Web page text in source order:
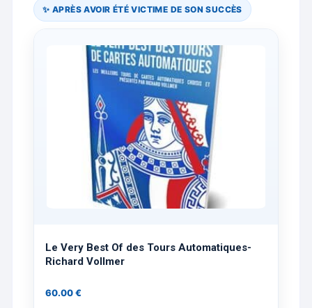
✨ APRÈS AVOIR ÉTÉ VICTIME DE SON SUCCÈS
Le Very Best Of des Tours Automatiques-
Richard Vollmer
60.00€